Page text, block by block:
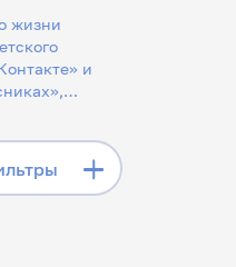
жизни
и
на